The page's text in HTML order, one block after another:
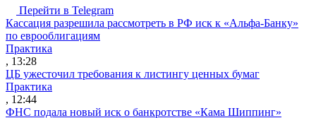
Перейти в Telegram
Кассация разрешила рассмотреть в РФ иск к «Альфа-Банку»
по еврооблигациям
Практика
, 13:28
ЦБ ужесточил требования к листингу ценных бумаг
Практика
, 12:44
ФНС подала новый иск о банкротстве «Кама Шиппинг»